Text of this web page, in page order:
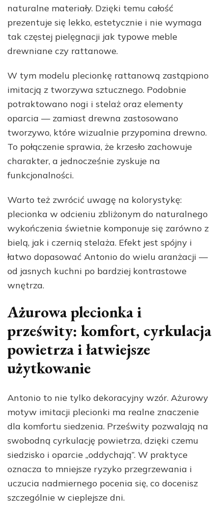
naturalne materiały. Dzięki temu całość
prezentuje się lekko, estetycznie i nie wymaga
tak częstej pielęgnacji jak typowe meble
drewniane czy rattanowe.
W tym modelu plecionkę rattanową zastąpiono
imitacją z tworzywa sztucznego. Podobnie
potraktowano nogi i stelaż oraz elementy
oparcia — zamiast drewna zastosowano
tworzywo, które wizualnie przypomina drewno.
To połączenie sprawia, że krzesło zachowuje
charakter, a jednocześnie zyskuje na
funkcjonalności.
Warto też zwrócić uwagę na kolorystykę:
plecionka w odcieniu zbliżonym do naturalnego
wykończenia świetnie komponuje się zarówno z
bielą, jak i czernią stelaża. Efekt jest spójny i
łatwo dopasować Antonio do wielu aranżacji —
od jasnych kuchni po bardziej kontrastowe
wnętrza.
Ażurowa plecionka i
prześwity: komfort, cyrkulacja
powietrza i łatwiejsze
użytkowanie
Antonio to nie tylko dekoracyjny wzór. Ażurowy
motyw imitacji plecionki ma realne znaczenie
dla komfortu siedzenia. Prześwity pozwalają na
swobodną cyrkulację powietrza, dzięki czemu
siedzisko i oparcie „oddychają”. W praktyce
oznacza to mniejsze ryzyko przegrzewania i
uczucia nadmiernego pocenia się, co docenisz
szczególnie w cieplejsze dni.